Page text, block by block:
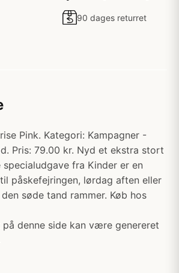
90 dages returret
Pink. Kategori: Kampagner -
Pris: 79.00 kr. Nyd et ekstra stort
fra Kinder er en
påskefejringen, lørdag aften eller
søde tand rammer. Køb hos
denne side kan være genereret